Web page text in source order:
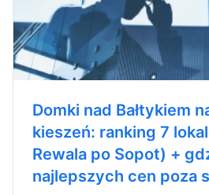
Domki nad Bałtykiem
kieszeń: ranking 7
Rewala po Sopot) +
najlepszych cen poza